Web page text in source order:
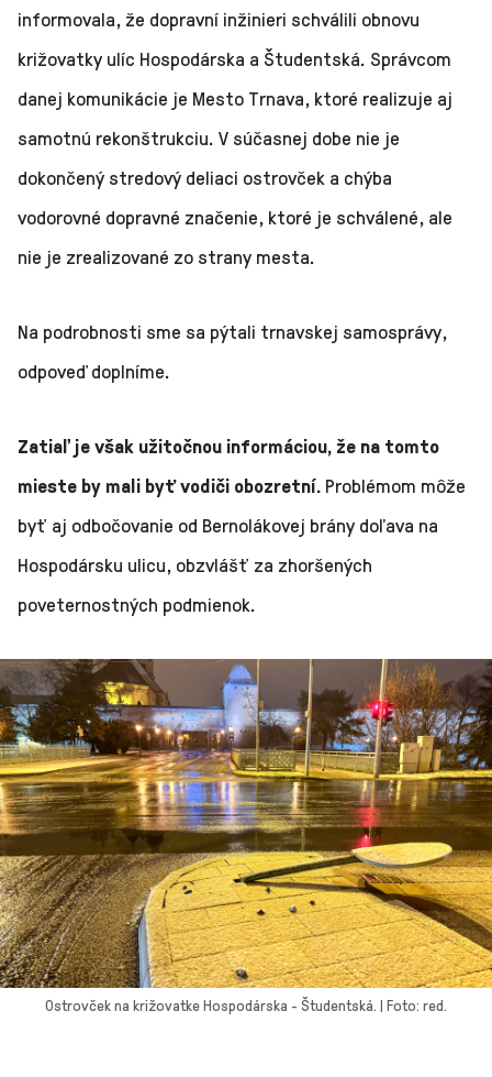
informovala, že dopravní inžinieri schválili obnovu
križovatky ulíc Hospodárska a Študentská. Správcom
danej komunikácie je Mesto Trnava, ktoré realizuje aj
samotnú rekonštrukciu. V súčasnej dobe nie je
dokončený stredový deliaci ostrovček a chýba
vodorovné dopravné značenie, ktoré je schválené, ale
nie je zrealizované zo strany mesta.
Na podrobnosti sme sa pýtali trnavskej samosprávy,
odpoveď doplníme.
Zatiaľ je však užitočnou informáciou, že na tomto
mieste by mali byť vodiči obozretní. Problémom môže
byť aj odbočovanie od Bernolákovej brány doľava na
Hospodársku ulicu, obzvlášť za zhoršených
poveternostných podmienok.
Ostrovček na križovatke Hospodárska - Študentská. | Foto: red.